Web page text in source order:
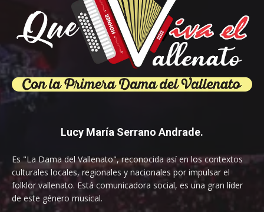
Lucy María Serrano Andrade.
Es "La Dama del Vallenato", reconocida así en los contextos
culturales locales, regionales y nacionales por impulsar el
folklor vallenato. Está comunicadora social, es una gran líder
de este género musical.